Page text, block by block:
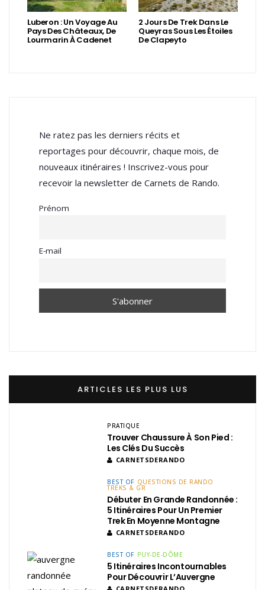
Luberon : Un Voyage Au
Pays Des Châteaux, De
Lourmarin À Cadenet
2 Jours De Trek Dans Le
Queyras Sous Les Étoiles
De Clapeyto
Ne ratez pas les derniers récits et
reportages pour découvrir, chaque mois, de
nouveaux itinéraires ! Inscrivez-vous pour
recevoir la newsletter de Carnets de Rando.
Prénom
E-mail
ARTICLES LES PLUS LUS
PRATIQUE
Trouver Chaussure À Son Pied :
Les Clés Du Succès
CARNETSDERANDO
BEST OF QUESTIONS DE RANDO
TREKS & GR
Débuter En Grande Randonnée :
5 Itinéraires Pour Un Premier
Trek En Moyenne Montagne
CARNETSDERANDO
BEST OF PUY-DE-DÔME
5 Itinéraires Incontournables
Pour Découvrir L’Auvergne